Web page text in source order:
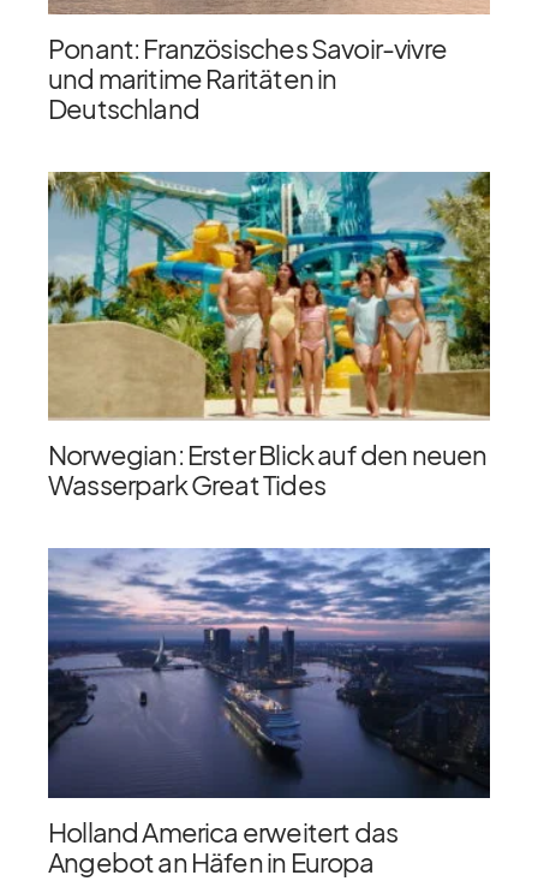
Ponant: Französisches Savoir-vivre
und maritime Raritäten in
Deutschland
Norwegian: Erster Blick auf den neuen
Wasserpark Great Tides
Holland America erweitert das
Angebot an Häfen in Europa